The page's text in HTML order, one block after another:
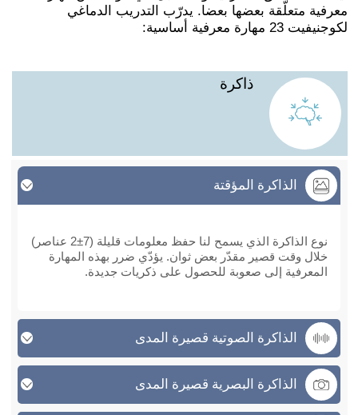
معرفية متعلّقة بعضها بعضا. يدرّب التدريب الدماغي
لكوجنيفيت 23 مهارة معرفية أساسية:
ذاكرة
الذاكرة المؤقتة
نوع الذاكرة الذي يسمح لنا حفظ معلومات قليلة (7±2 عناصر)
خلال وقت قصير مقدّر بعض ثوان. يؤدّي ضرر بهذه المهارة
المعرفية إلى صعوبة للحصول على ذكريات جديدة.
الذاكرة الصوتية قصيرة المدى
الذاكرة البصرية قصيرة المدى